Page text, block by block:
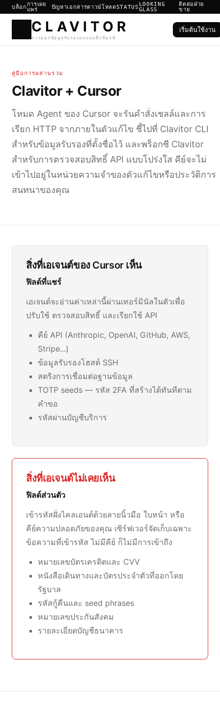
บล็อกการเผย
แพร่
ปัญหาเอกสารดาวน์โหลดSTATUS LOOKING
GLASS
ติดต่อฝ่าย
ขาย
เริ่มต้นใช้งาน
คู่มือการผสานรวม
Clavitor + Cursor
โหมด Agent ของ Cursor จะรันคำสั่งเชลล์และการ
เรียก HTTP จากภายในตัวแก้ไข ชี้ไปที่ Clavitor CLI
สำหรับข้อมูลรับรองที่ตั้งชื่อไว้ และพร็อกซี Clavitor
สำหรับการตรวจสอบสิทธิ์ API แบบโปร่งใส คีย์จะไม่
เข้าไปอยู่ในหน่วยความจำของตัวแก้ไขหรือประวัติการ
สนทนาของคุณ
สิ่งที่เอเจนต์ของ Cursor เห็น
ฟิลด์ที่แชร์
เอเจนต์จะอ่านค่าเหล่านี้ผ่านเทอร์มินัลในตัวเพื่อ
ปรับใช้ ตรวจสอบสิทธิ์ และเรียกใช้ API
คีย์ API (Anthropic, OpenAI, GitHub, AWS,
Stripe...)
ข้อมูลรับรองโฮสต์ SSH
สตริงการเชื่อมต่อฐานข้อมูล
TOTP seeds — รหัส 2FA ที่สร้างได้ทันทีตาม
คำขอ
รหัสผ่านบัญชีบริการ
สิ่งที่เอเจนต์ไม่เคยเห็น
ฟิลด์ส่วนตัว
เข้ารหัสฝั่งไคลเอนต์ด้วยลายนิ้วมือ ใบหน้า หรือ
คีย์ความปลอดภัยของคุณ เซิร์ฟเวอร์จัดเก็บเฉพาะ
ข้อความที่เข้ารหัส ไม่มีคีย์ ก็ไม่มีการเข้าถึง
หมายเลขบัตรเครดิตและ CVV
หนังสือเดินทางและบัตรประจำตัวที่ออกโดย
รัฐบาล
รหัสกู้คืนและ seed phrases
หมายเลขประกันสังคม
รายละเอียดบัญชีธนาคาร